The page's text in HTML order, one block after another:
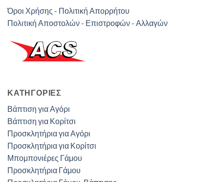
Όροι Χρήσης - Πολιτική Απορρήτου
Πολιτική Αποστολών - Επιστροφών - Αλλαγών
ΚΑΤΗΓΟΡΊΕΣ
Βάπτιση για Αγόρι
Βάπτιση για Κορίτσι
Προσκλητήρια για Αγόρι
Προσκλητήρια για Κορίτσι
Μπομπονιέρες Γάμου
Προσκλητήρια Γάμου